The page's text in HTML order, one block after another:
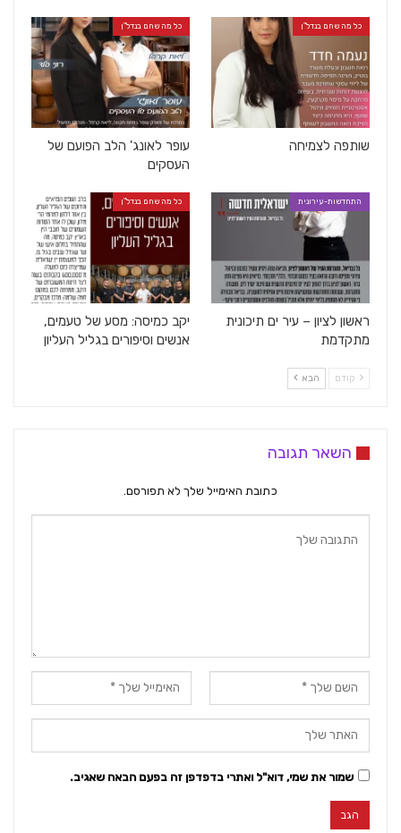
כל מה שחם בנדל"ן
שותפה לצמיחה
כל מה שחם בנדל"ן
עופר לאונג' הלב הפועם של
העסקים
התחדשות-עירונית
ראשון לציון – עיר ים תיכונית
מתקדמת
כל מה שחם בנדל"ן
יקב כמיסה: מסע של טעמים,
אנשים וסיפורים בגליל העליון
קודם הבא
השאר תגובה
כתובת האימייל שלך לא תפורסם.
שמור את שמי, דוא"ל ואתרי בדפדפן זה בפעם הבאה שאגיב.